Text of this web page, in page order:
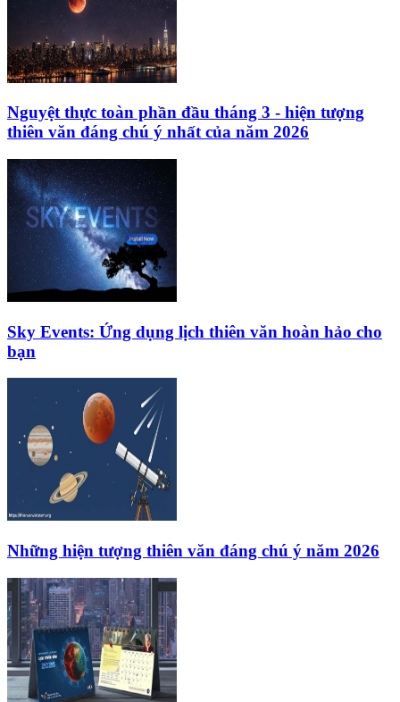
Nguyệt thực toàn phần đầu tháng 3 - hiện tượng
thiên văn đáng chú ý nhất của năm 2026
Sky Events: Ứng dụng lịch thiên văn hoàn hảo cho
bạn
Những hiện tượng thiên văn đáng chú ý năm 2026